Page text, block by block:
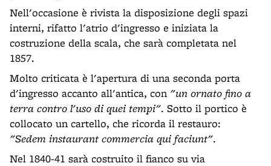
Nell'occasione è rivista la disposizione degli spazi
interni, rifatto l'atrio d'ingresso e iniziata la
costruzione della scala, che sarà completata nel
1857.
Molto criticata è l'apertura di una seconda porta
d'ingresso accanto all'antica, con "un ornato fino a
terra contro l'uso di quei tempi". Sotto il portico è
collocato un cartello, che ricorda il restauro:
"Sedem instaurant commercia qui faciunt".
Nel 1840-41 sarà costruito il fianco su via